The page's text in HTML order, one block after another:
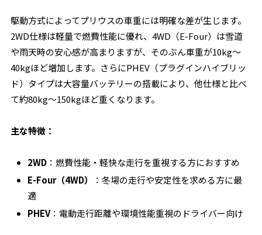
駆動方式によってプリウスの車重には明確な差が生じます。
2WD仕様は軽量で燃費性能に優れ、4WD（E-Four）は雪道
や雨天時の安心感が高まりますが、そのぶん車重が10kg〜
40kgほど増加します。さらにPHEV（プラグインハイブリッ
ド）タイプは大容量バッテリーの搭載により、他仕様と比べ
て約80kg〜150kgほど重くなります。
主な特徴：
2WD ：燃費性能・軽快な走行を重視する方におすすめ
E-Four（4WD）
：冬場の走行や安定性を求める方に最
適
PHEV：電動走行距離や環境性能重視のドライバー向け